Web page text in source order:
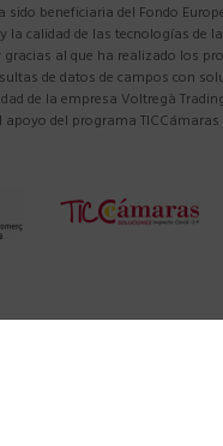
sido beneficiaria del Fondo
la calidad de las tecnologías de
al que ha realizado los
de datos de campos con
de la empresa Voltregà
del programa